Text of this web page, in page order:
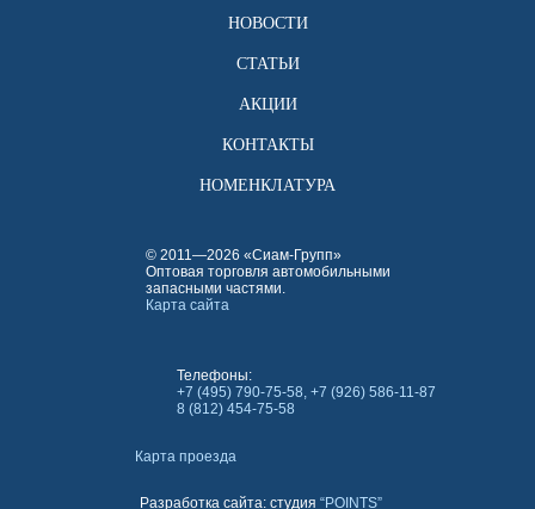
НОВОСТИ
СТАТЬИ
АКЦИИ
КОНТАКТЫ
НОМЕНКЛАТУРА
© 2011—2026 «Сиам-Групп»
Оптовая торговля автомобильными
запасными частями.
Карта сайта
Телефоны:
+7 (495) 790-75-58, +7 (926) 586-11-87
8 (812) 454-75-58
Карта проезда
Разработка сайта: студия “POINTS”